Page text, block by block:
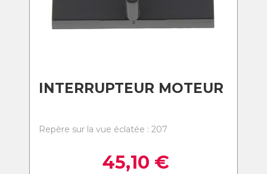
INTERRUPTEUR MOTEUR
Repère sur la vue éclatée : 207
45,10 €